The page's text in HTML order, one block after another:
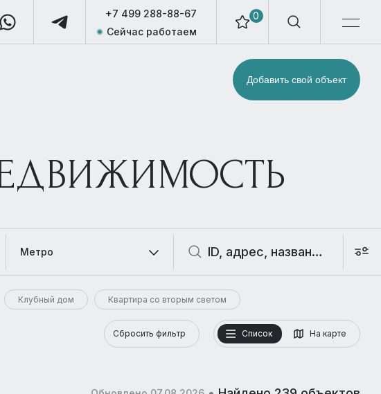
0
+7 499 288-88-67
Сейчас работаем
Добавить свой объект
Метро
Клубный дом Квартира со вторым светом
Список На карте
Сбросить фильтр